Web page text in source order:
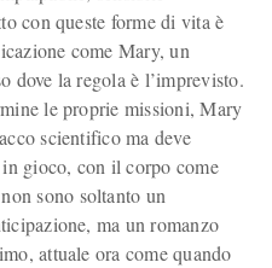
con queste forme di vita è
come Mary, un
dove la regola è l’imprevisto.
le proprie missioni, Mary
scientifico ma deve
gioco, con il corpo come
sono soltanto un
ma un romanzo
attuale ora come quando